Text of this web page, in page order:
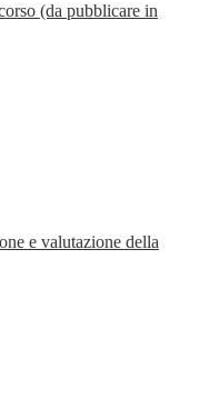
(da pubblicare in
e valutazione della